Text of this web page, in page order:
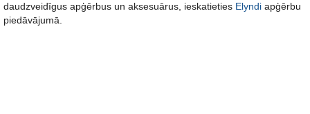
daudzveidīgus apģērbus un aksesuārus, ieskatieties Elyndi apģērbu
piedāvājumā.